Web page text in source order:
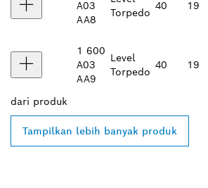
A03
AA8
Torpedo
40 19
1 600
A03
AA9
Level
Torpedo
40 19
dari produk
Tampilkan lebih banyak produk